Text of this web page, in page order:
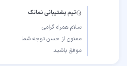
تیم پشتیبانی نماتک
موفق باشید